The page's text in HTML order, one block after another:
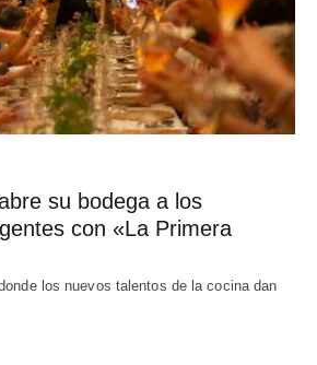
su bodega a los
con «La Primera
los nuevos talentos de la cocina dan